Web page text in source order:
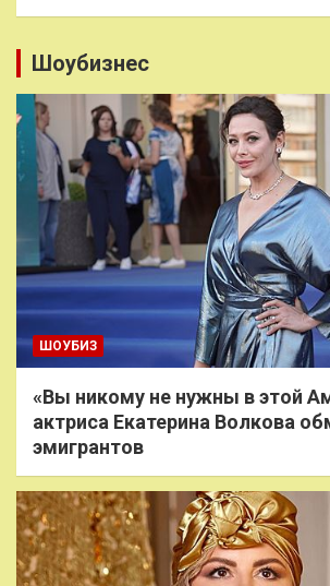
Шоубизнес
ШОУБИЗ
«Вы никому не нужны в этой
актриса Екатерина Волкова
эмигрантов